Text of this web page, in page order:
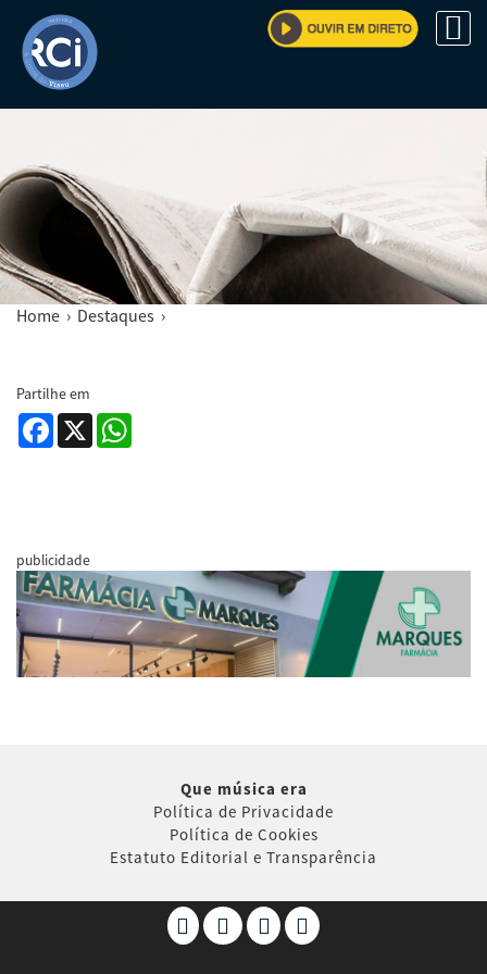
Home › Destaques ›
Partilhe em
Facebook
X
publicidade
Que música era
Política de Privacidade
Política de Cookies
Estatuto Editorial e Transparência